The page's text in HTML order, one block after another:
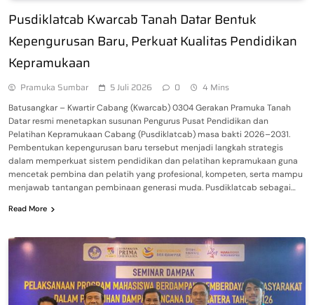
Pusdiklatcab Kwarcab Tanah Datar Bentuk
Kepengurusan Baru, Perkuat Kualitas Pendidikan
Kepramukaan
Pramuka Sumbar 5 Juli 2026 0 4 Mins
Batusangkar – Kwartir Cabang (Kwarcab) 0304 Gerakan Pramuka Tanah
Datar resmi menetapkan susunan Pengurus Pusat Pendidikan dan
Pelatihan Kepramukaan Cabang (Pusdiklatcab) masa bakti 2026–2031.
Pembentukan kepengurusan baru tersebut menjadi langkah strategis
dalam memperkuat sistem pendidikan dan pelatihan kepramukaan guna
mencetak pembina dan pelatih yang profesional, kompeten, serta mampu
menjawab tantangan pembinaan generasi muda. Pusdiklatcab sebagai…
Read More